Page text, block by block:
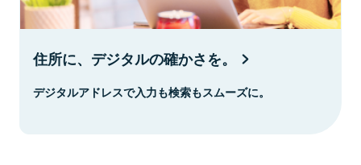
住所に、デジタルの確かさを。
デジタルアドレスで入力も検索もスムーズに。